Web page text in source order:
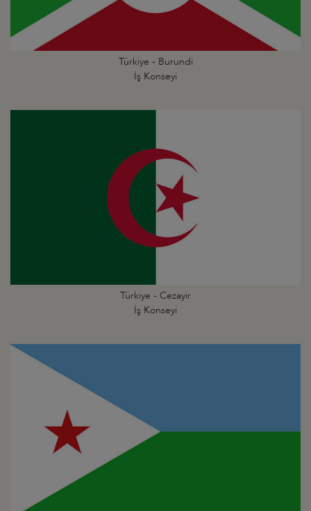
Türkiye - Burundi
İş Konseyi
Türkiye - Cezayir
İş Konseyi